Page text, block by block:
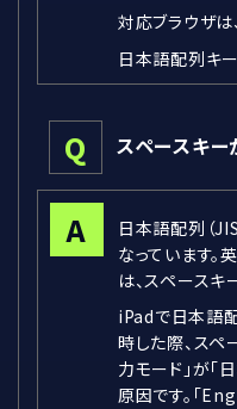
対応ブラウザは
日本語配列キ
Q スペースキ
A
日本語配列（
なっています。
は、スペースキ
iPadで日本語
時した際、スペ
力モード」が「
原因です。「